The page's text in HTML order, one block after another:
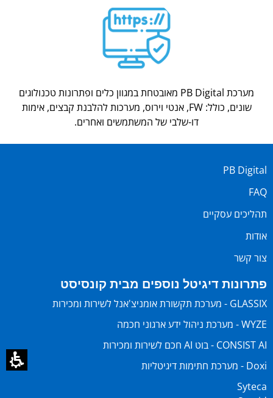
מערכת PB Digital מאובטחת במגוון כלים ופתרונות טכנולוגים
שונים, כולל: FW, אנטי וירוס, מערכות להלבנת קבצים, אימות
דו-שלבי של המשתמשים ואחרים.
PB Digital
FAQ
תהליכים עסקיים
אודות
צור קשר
פתרונות דיגיטל נוספים מבית קונסיסט
GLASSIX - מערכת תקשורת אומניצ'אנל לשירות ומכירות
WYZE - מערכת ניהול ידע ארגוני חכמה
CONSIST AI - בוט AI חכם לשירות ומכירות
Doxi - מערכת חתימות דיגיטליות
Syteca